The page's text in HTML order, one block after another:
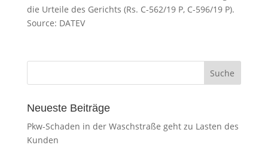
die Urteile des Gerichts (Rs. C-562/19 P, C-596/19 P).
Source: DATEV
Neueste Beiträge
Pkw-Schaden in der Waschstraße geht zu Lasten des
Kunden